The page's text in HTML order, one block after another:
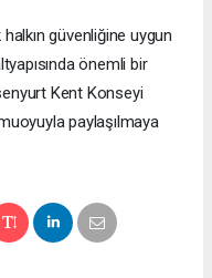
güvenliğine uygun
önemli bir
Kent Konseyi
paylaşılmaya